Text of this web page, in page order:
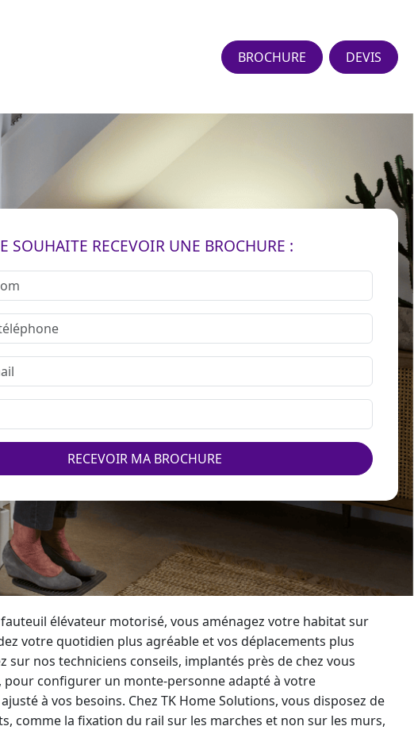
BROCHURE DEVIS
SOUHAITE RECEVOIR UNE BROCHURE :
RECEVOIR MA BROCHURE
fauteuil élévateur motorisé, vous aménagez votre habitat sur
votre quotidien plus agréable et vos déplacements plus
sur nos techniciens conseils, implantés près de chez vous
pour configurer un monte-personneadapté à votre
à vos besoins. Chez TK Home Solutions, vous disposez de
comme la fixation du rail sur les marches et non sur les murs,